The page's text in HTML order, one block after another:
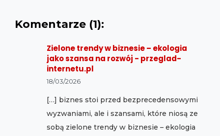
Komentarze (1):
Zielone trendy w biznesie – ekologia
jako szansa na rozwój - przeglad-
internetu.pl
18/03/2026
[…] biznes stoi przed bezprecedensowymi
wyzwaniami, ale i szansami, które niosą ze
sobą zielone trendy w biznesie – ekologia